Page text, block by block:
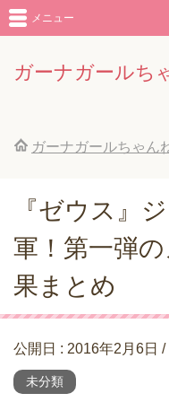
ガーナガールち
メニュー
ガーナガールちゃん
『ゼウス』
軍！第一弾
果まとめ
公開日 : 2016年2月6日 /
未分類